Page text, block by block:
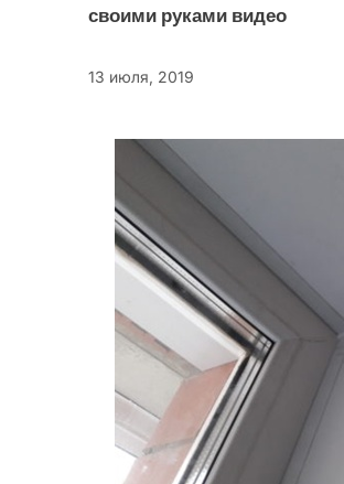
своими руками видео
13 июля, 2019